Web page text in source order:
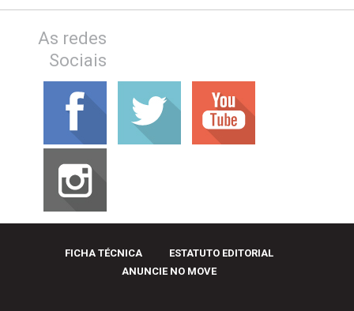
As redes
Sociais
FICHA TÉCNICA
ESTATUTO EDITORIAL
ANUNCIE NO MOVE